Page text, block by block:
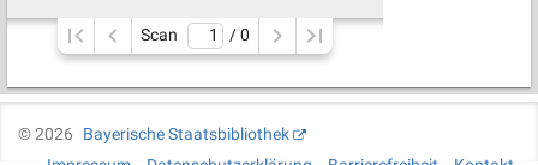
Scan / 0
©2026
Bayerische Staatsbibliothek